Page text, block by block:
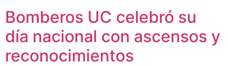
Bomberos UC celebró su
día nacional con ascensos y
reconocimientos